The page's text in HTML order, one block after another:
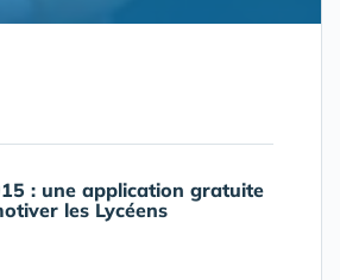
: une application gratuite
les Lycéens